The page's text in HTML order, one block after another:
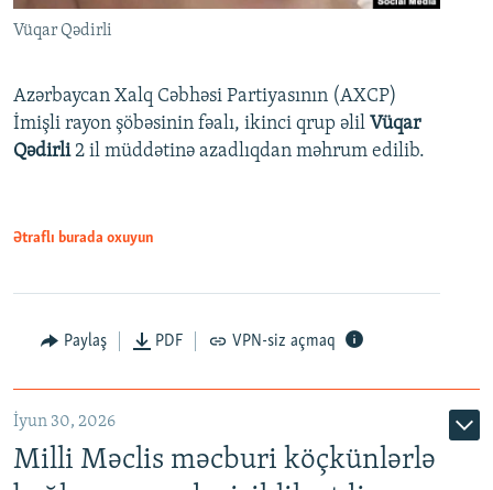
Vüqar Qədirli
Azərbaycan Xalq Cəbhəsi Partiyasının (AXCP)
İmişli rayon şöbəsinin fəalı, ikinci qrup əlil Vüqar
Qədirli2 il müddətinə azadlıqdan məhrum edilib.
Ətraflı burada oxuyun
Paylaş PDF VPN-siz açmaq
İyun 30, 2026
Milli Məclis məcburi köçkünlərlə